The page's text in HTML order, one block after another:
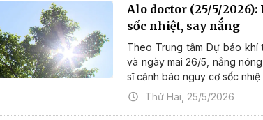
Alo doctor (25/5/
sốc nhiệt, say nắng
Theo Trung tâm Dự báo
và ngày mai 26/5, nắng
sĩ cảnh báo nguy cơ sốc nhiệ
Thứ Hai, 25/5/2026